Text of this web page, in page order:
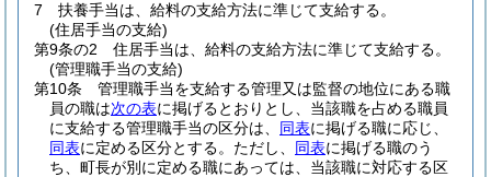
7
扶養手当は、給料の支給方法に準じて支給する。
(住居手当の支給)
第9条の2
住居手当は、給料の支給方法に準じて支給する。
(管理職手当の支給)
第10条
管理職手当を支給する管理又は監督の地位にある職
員の職は次の表に掲げるとおりとし、当該職を占める職員
に支給する管理職手当の区分は、 同表に掲げる職に応じ、
同表に定める区分とする。 ただし、 同表に掲げる職のう
ち、町長が別に定める職にあっては、当該職に対応する区